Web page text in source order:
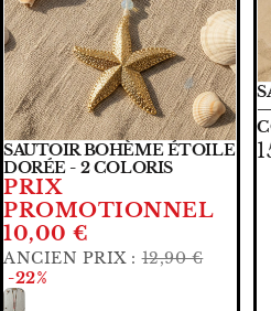
🧡🧡 PRIX DOUX
SAUTOIR BOHÈME ÉTOILE
DORÉE - 2 COLORIS
PRIX
PROMOTIONNEL
10,00 €
ANCIEN PRIX :12,90 €
-22%
—